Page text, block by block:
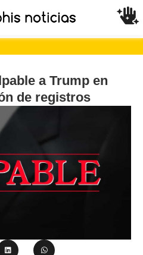
a Trump en
de registros